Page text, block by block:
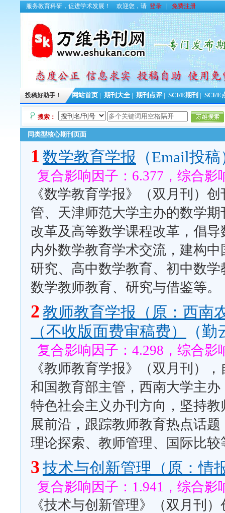
服务教育科研，促进学术发展！ 欢迎您，请 登录 免费注册
投稿好助手！ 网站首页 期刊大全 期刊点评 SCI/E期刊 SCI/E
搜索：
同类型核心期刊页面
1 数学教育学报 （Email投
复合影响因子：6.377，综合影
《数学教育学报》（双月刊）
管、天津师范大学主办的数学
改革及高等数学课程改革，倡
内外数学教育学术交流，建构
研究、高中数学教育、初中数
数学教师教育、研究与借鉴等。
2 教师教育学报（原：西南
（不收版面费审稿费）
（
复合影响因子：4.298，综合影
《教师教育学报》（双月刊）
和国教育部主管，西南大学主
特色社会主义办刊方向，坚持
展前沿，跟踪教师教育热点话
理论探索、教师管理、国际比较
3 技术与创新管理（原：情
复合影响因子：1.941，综合影
《技术与创新管理》（双月刊